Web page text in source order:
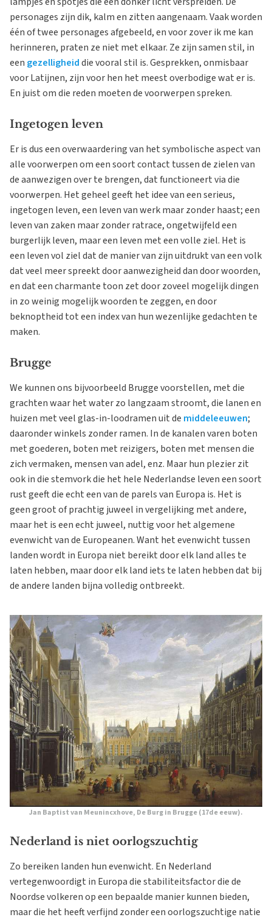
personages zijn dik, kalm en zitten aangenaam. Vaak worden
één of twee personages afgebeeld, en voor zover ik me kan
herinneren, praten ze niet met elkaar. Ze zijn samen stil, in
een gezelligheiddie vooral stil is. Gesprekken, onmisbaar
voor Latijnen, zijn voor hen het meest overbodige wat er is.
En juist om die reden moeten de voorwerpen spreken.
Ingetogen leven
Er is dus een overwaardering van het symbolische aspect van
alle voorwerpen om een soort contact tussen de zielen van
de aanwezigen over te brengen, dat functioneert via die
voorwerpen. Het geheel geeft het idee van een serieus,
ingetogen leven, een leven van werk maar zonder haast; een
leven van zaken maar zonder ratrace, ongetwijfeld een
burgerlijk leven, maar een leven met een volle ziel. Het is
een leven vol ziel dat de manier van zijn uitdrukt van een volk
dat veel meer spreekt door aanwezigheid dan door woorden,
en dat een charmante toon zet door zoveel mogelijk dingen
in zo weinig mogelijk woorden te zeggen, en door
beknoptheid tot een index van hun wezenlijke gedachten te
maken.
Brugge
We kunnen ons bijvoorbeeld Brugge voorstellen, met die
grachten waar het water zo langzaam stroomt, die lanen en
huizen met veel glas-in-loodramen uit de middeleeuwen;
daaronder winkels zonder ramen. In de kanalen varen boten
met goederen, boten met reizigers, boten met mensen die
zich vermaken, mensen van adel, enz. Maar hun plezier zit
ook in die stemvork die het hele Nederlandse leven een soort
rust geeft die echt een van de parels van Europa is. Het is
geen groot of prachtig juweel in vergelijking met andere,
maar het is een echt juweel, nuttig voor het algemene
evenwicht van de Europeanen. Want het evenwicht tussen
landen wordt in Europa niet bereikt door elk land alles te
laten hebben, maar door elk land iets te laten hebben dat bij
de andere landen bijna volledig ontbreekt.
Jan Baptist van Meunincxhove, De Burg in Brugge(17de eeuw).
Nederland is niet oorlogszuchtig
Zo bereiken landen hun evenwicht. En Nederland
vertegenwoordigt in Europa die stabiliteitsfactor die de
Noordse volkeren op een bepaalde manier kunnen bieden,
maar die het heeft verfijnd zonder een oorlogszuchtige natie